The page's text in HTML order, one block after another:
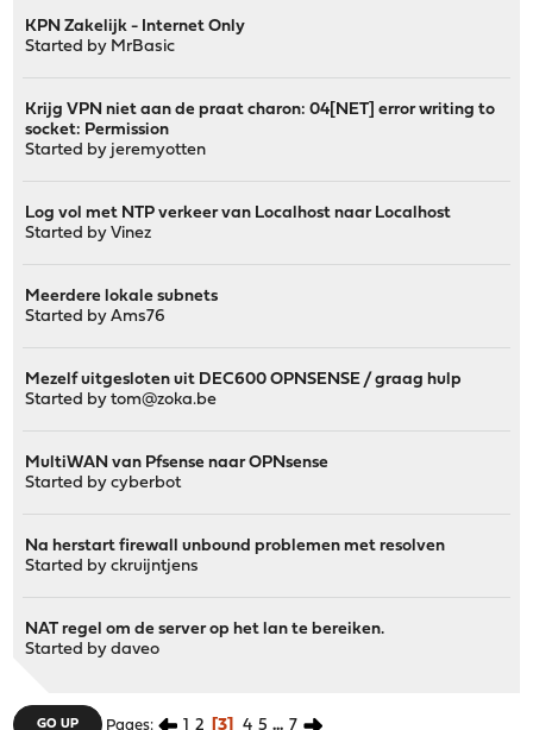
KPN Zakelijk - Internet Only
Started by MrBasic
Krijg VPN niet aan de praat charon: 04[NET] error writing to
socket: Permission
Started by jeremyotten
Log vol met NTP verkeer van Localhost naar Localhost
Started byVinez
Meerdere lokale subnets
Started byAms76
Mezelf uitgesloten uit DEC600 OPNSENSE / graag hulp
Started bytom@zoka.be
MultiWAN van Pfsense naar OPNsense
Started bycyberbot
Na herstart firewall unbound problemen met resolven
Started byckruijntjens
NAT regel om de server op het lan te bereiken.
Started bydaveo
GO UP Pages 1 2 3 4 5 ... 7